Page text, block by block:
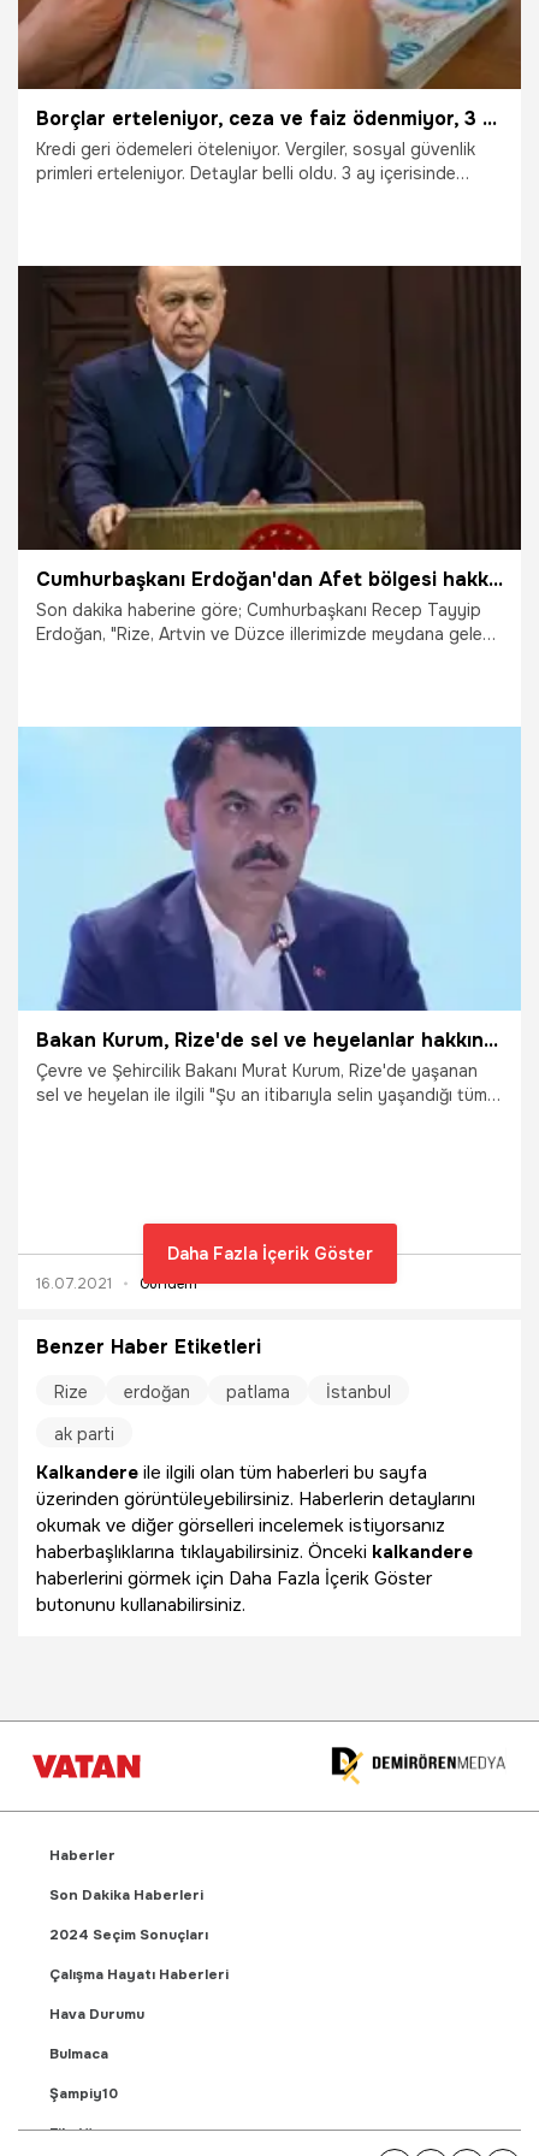
Borçlar erteleniyor, ceza ve faiz ödenmiyor, 3 ay detayı...
Kredi geri ödemeleri öteleniyor. Vergiler, sosyal güvenlik
primleri erteleniyor. Detaylar belli oldu. 3 ay içerisinde
5.08.2021 Ekonomi
Cumhurbaşkanı Erdoğan'dan Afet bölgesi hakkında flaş açıklama...
Son dakika haberine göre; Cumhurbaşkanı Recep Tayyip
Erdoğan, "Rize, Artvin ve Düzce illerimizde meydana gelen
Siyaset
Bakan Kurum, Rize'de sel ve heyelanlar hakkında değerlendirmede bulundu
Çevre ve Şehircilik Bakanı Murat Kurum, Rize'de yaşanan
sel ve heyelan ile ilgili "Şu an itibarıyla selin yaşandığı tüm
16.07.2021 Gündem
Daha Fazla İçerik Göster
Benzer Haber Etiketleri
Rize erdoğan patlama
İstanbul
ak parti
Kalkandere ile ilgili olan tüm haberleri bu sayfa
üzerinden görüntüleyebilirsiniz. Haberlerin detaylarını
okumak ve diğer görselleri incelemek istiyorsanız
haberbaşlıklarına tıklayabilirsiniz. Önceki kalkandere
haberlerini görmek için Daha Fazla İçerik Göster
butonunu kullanabilirsiniz.
Haberler
Son Dakika Haberleri
2024 Seçim Sonuçları
Çalışma Hayatı Haberleri
Hava Durumu
Bulmaca
Şampiy10
Fikstür